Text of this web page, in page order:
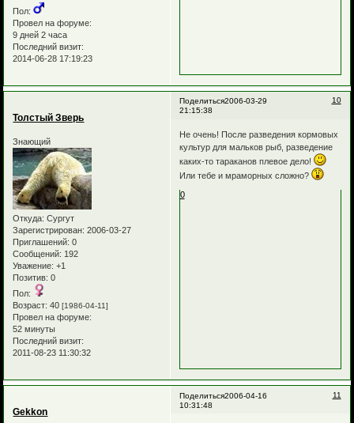
Пол:
Провел на форуме:
9 дней 2 часа
Последний визит:
2014-06-28 17:19:23
Поделиться 10
2006-03-29
21:15:38
Толстый Зверь
Знающий
Откуда: Сургут
Зарегистрирован: 2006-03-27
Приглашений: 0
Сообщений: 192
Уважение: +1
Позитив: 0
Пол:
Возраст: 40[1986-04-11]
Провел на форуме:
52 минуты
Последний визит:
2011-08-23 11:30:32
Не очень! После разведения кормовых
культур для мальков рыб, разведение
каких-то тараканов плевое дело!
Или тебе и мраморных сложно?
0
Поделиться 11
2006-04-16
10:31:48
Gekkon